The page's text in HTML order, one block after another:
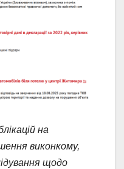
на
виконкому,
щодо